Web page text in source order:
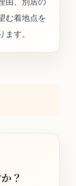
む着地点を
す。
？